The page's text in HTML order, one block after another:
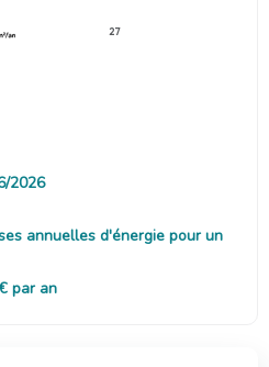
27
2026
annuelles d'énergie pour un
par an